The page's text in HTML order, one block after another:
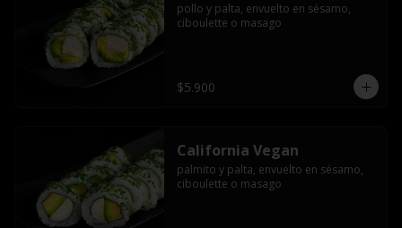
pollo y palta, envuelto en sésamo,
ciboulette o masago
$5.900
California Vegan
palmito y palta, envuelto en sésamo,
ciboulette o masago